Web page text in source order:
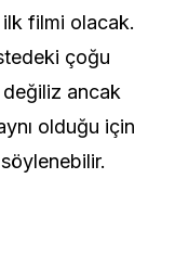
filmi olacak.
çoğu
ancak
olduğu için